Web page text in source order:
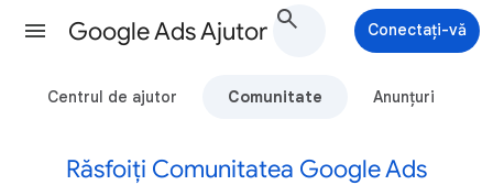
Google Ads Ajutor Conectați-vă
Centrul de ajutor Comunitate Anunțuri
Răsfoiți Comunitatea Google Ads